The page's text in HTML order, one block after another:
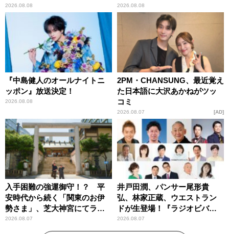
とてもワクワクしておりま
す！」
2026.08.08 2026.08.08
『中島健人のオールナイトニ
ッポン』放送決定！
2026.08.08
2PM・CHANSUNG、最近覚え
た日本語に大沢あかねがツッ
コミ
2026.08.07 AD
入手困難の強運御守！？ 平
安時代から続く「関東のお伊
勢さま」、芝大神宮にてラン
パンプスが合格祈願！
2026.08.07
井戸田潤、パンサー尾形貴
弘、林家正蔵、ウエストラン
ドが生登場！『ラジオビバリ
ー昼ズ』
2026.08.07